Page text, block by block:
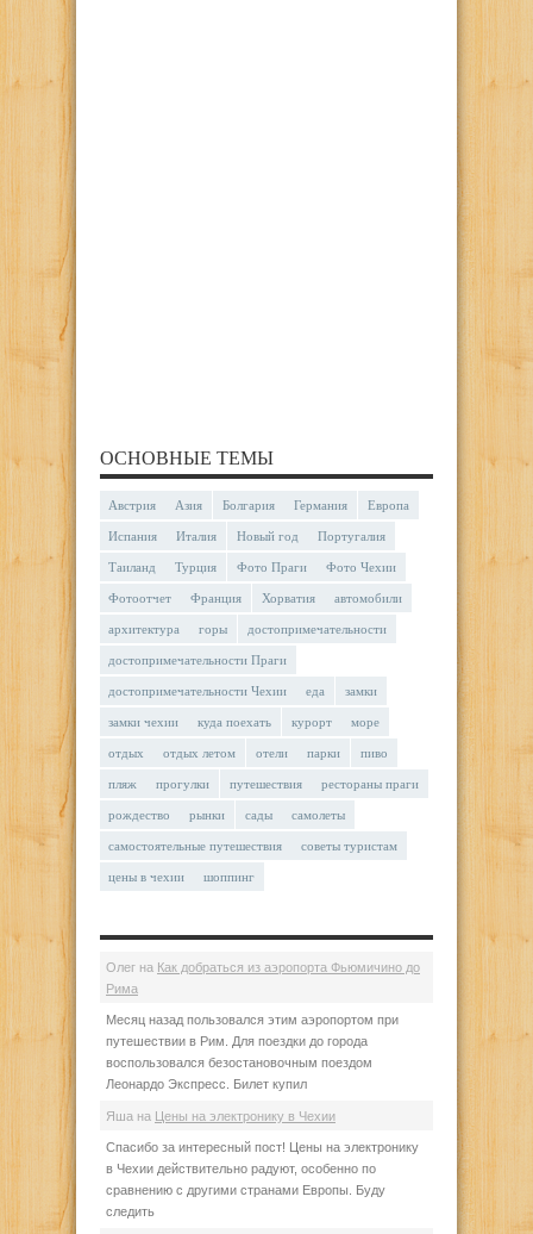
ОСНОВНЫЕ ТЕМЫ
Австрия Азия Болгария Германия Европа
Испания Италия Новый год Португалия
Таиланд Турция Фото Праги Фото Чехии
Фотоотчет Франция Хорватия автомобили
архитектура горы достопримечательности
достопримечательности Праги
достопримечательности Чехии еда замки
замки чехии куда поехать курорт море
отдых отдых летом отели парки пиво
пляж прогулки путешествия рестораны праги
рождество рынки сады самолеты
самостоятельные путешествия советы туристам
цены в чехии шоппинг
Олег на Как добраться из аэропорта Фьюмичино до
Рима
Месяц назад пользовался этим аэропортом при
путешествии в Рим. Для поездки до города
воспользовался безостановочным поездом
Леонардо Экспресс. Билет купил
Яша на Цены на электронику в Чехии
Спасибо за интересный пост! Цены на электронику
в Чехии действительно радуют, особенно по
сравнению с другими странами Европы. Буду
следить